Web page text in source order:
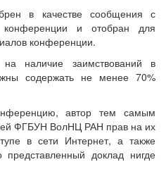
в качестве сообщения с
и отобран для
конференции.
наличие заимствований в
содержать не менее 70%
автор тем самым
ФГБУН ВолНЦ РАН прав на их
в сети Интернет, а также
представленный доклад нигде